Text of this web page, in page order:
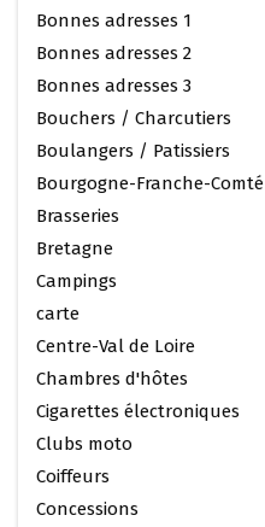
Bonnes adresses 1
Bonnes adresses 2
Bonnes adresses 3
Bouchers / Charcutiers
Boulangers / Patissiers
Bourgogne-Franche-Comté
Brasseries
Bretagne
Campings
carte
Centre-Val de Loire
Chambres d'hôtes
Cigarettes électroniques
Clubs moto
Coiffeurs
Concessions